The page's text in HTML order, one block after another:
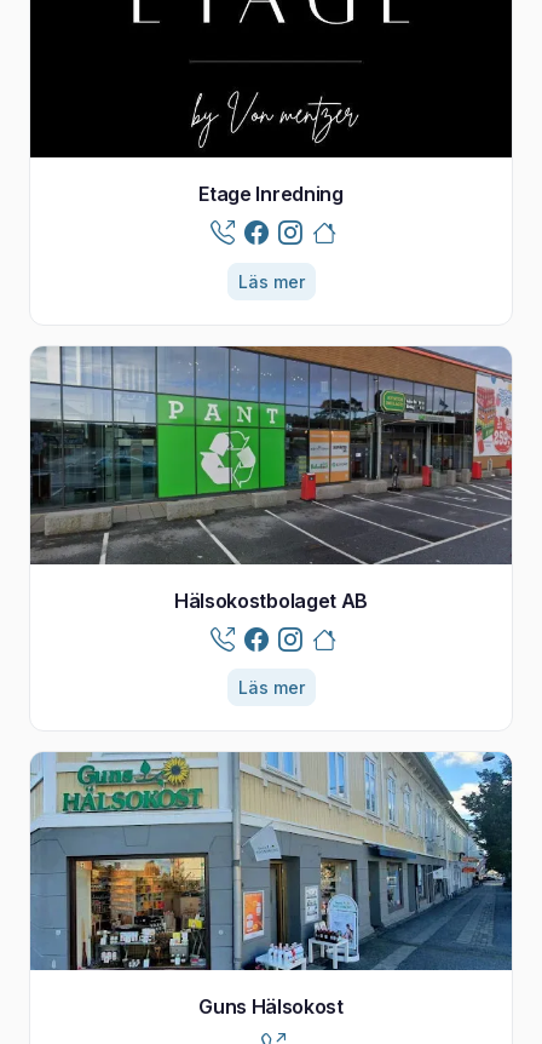
Etage Inredning
Läs mer
Hälsokostbolaget AB
Läs mer
Guns Hälsokost